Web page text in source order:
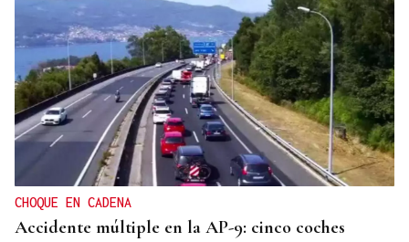
CHOQUE EN CADENA
Accidente múltiple en la AP-9: cinco coches